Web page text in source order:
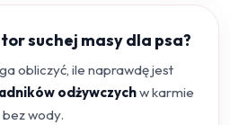
suchej masy dla psa?
obliczyć, ile naprawdę jest
odżywczychw karmie
bez wody.